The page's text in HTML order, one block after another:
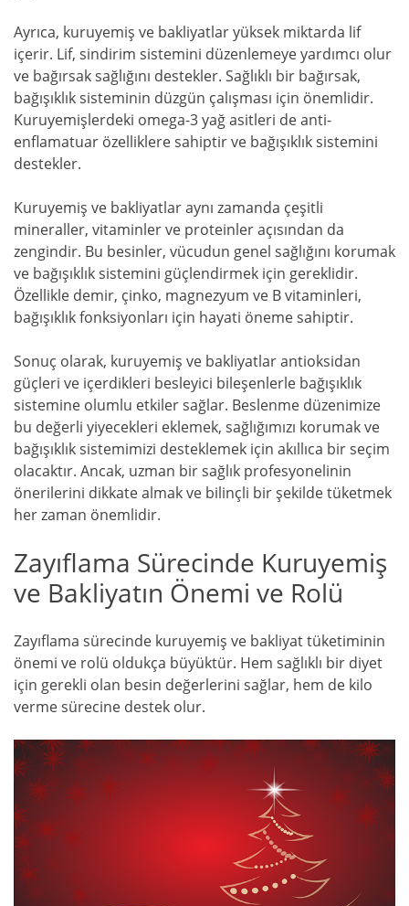
Ayrıca, kuruyemiş ve bakliyatlar yüksek miktarda lif
içerir. Lif, sindirim sistemini düzenlemeye yardımcı olur
ve bağırsak sağlığını destekler. Sağlıklı bir bağırsak,
bağışıklık sisteminin düzgün çalışması için önemlidir.
Kuruyemişlerdeki omega-3 yağ asitleri de anti-
enflamatuar özelliklere sahiptir ve bağışıklık sistemini
destekler.
Kuruyemiş ve bakliyatlar aynı zamanda çeşitli
mineraller, vitaminler ve proteinler açısından da
zengindir. Bu besinler, vücudun genel sağlığını korumak
ve bağışıklık sistemini güçlendirmek için gereklidir.
Özellikle demir, çinko, magnezyum ve B vitaminleri,
bağışıklık fonksiyonları için hayati öneme sahiptir.
Sonuç olarak, kuruyemiş ve bakliyatlar antioksidan
güçleri ve içerdikleri besleyici bileşenlerle bağışıklık
sistemine olumlu etkiler sağlar. Beslenme düzenimize
bu değerli yiyecekleri eklemek, sağlığımızı korumak ve
bağışıklık sistemimizi desteklemek için akıllıca bir seçim
olacaktır. Ancak, uzman bir sağlık profesyonelinin
önerilerini dikkate almak ve bilinçli bir şekilde tüketmek
her zaman önemlidir.
Zayıflama Sürecinde Kuruyemiş
ve Bakliyatın Önemi ve Rolü
Zayıflama sürecinde kuruyemiş ve bakliyat tüketiminin
önemi ve rolü oldukça büyüktür. Hem sağlıklı bir diyet
için gerekli olan besin değerlerini sağlar, hem de kilo
verme sürecine destek olur.